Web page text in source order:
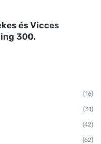
és Vicces
300.
(16)
(31)
(42)
(62)